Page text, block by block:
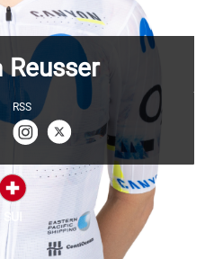
Reusser
RSS
SUI